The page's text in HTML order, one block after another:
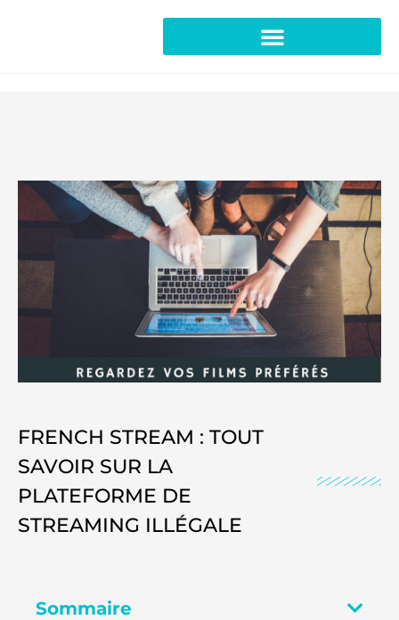
FRENCH STREAM : TOUT
SAVOIR SUR LA
PLATEFORME DE
STREAMING ILLÉGALE
Sommaire